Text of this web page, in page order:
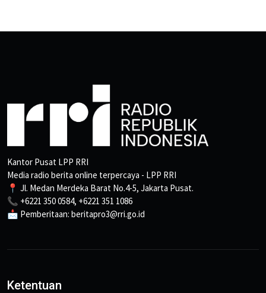
Kantor Pusat LPP RRI
Media radio berita online terpercaya - LPP RRI
📍 Jl. Medan Merdeka Barat No.4-5, Jakarta Pusat.
📞 +6221 350 0584, +6221 351 1086
📩 Pemberitaan: beritapro3@rri.go.id
Ketentuan